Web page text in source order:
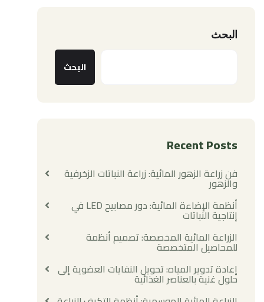
البحث
البحث
Recent Posts
فن زراعة الزهور المائية: زراعة النباتات الزخرفية
والزهور
أنظمة الإضاءة المائية: دور مصابيح LED في
إنتاجية النباتات
الزراعة المائية المخصصة: تصميم أنظمة
للمحاصيل المتخصصة
إعادة تدوير المياه: تحويل النفايات العضوية إلى
حلول غنية بالعناصر الغذائية